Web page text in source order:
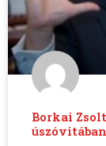
Borkai
úszóvitában